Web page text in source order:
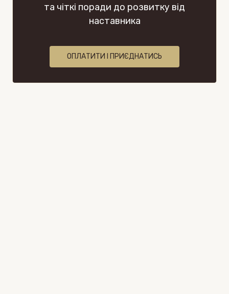
та чіткі поради до розвитку від
наставника
ОПЛАТИТИ І ПРИЄДНАТИСЬ